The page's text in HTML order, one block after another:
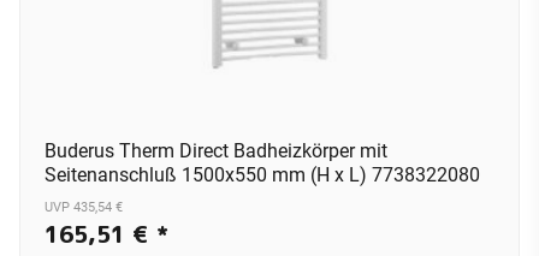
Buderus Therm Direct Badheizkörper mit
Seitenanschluß 1500x550 mm (H x L) 7738322080
UVP 435,54 €
165,51 € *